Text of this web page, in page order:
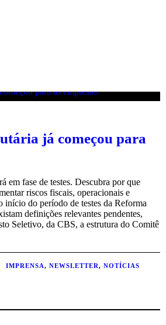
já começou para
em fase de testes. Descubra por que
riscos fiscais, operacionais e
início do período de testes da Reforma
definições relevantes pendentes,
Seletivo, da CBS, a estrutura do Comitê
IMPRENSA, NEWSLETTER, NOTÍCIAS